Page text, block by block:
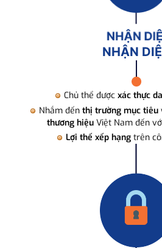
NHẬN
Chủ thể được xác thực
Nhắm đến thị trường mục tiêu
thương hiệuViệt Nam đến
Lợi thế xếp hạng trên